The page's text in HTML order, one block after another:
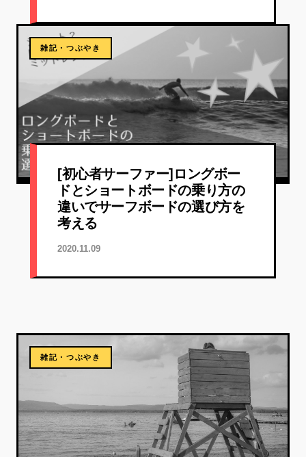
雑記・つぶやき
[初心者サーファー]ロングボー
ドとショートボードの乗り方の
違いでサーフボードの選び方を
考える
2020.11.09
雑記・つぶやき